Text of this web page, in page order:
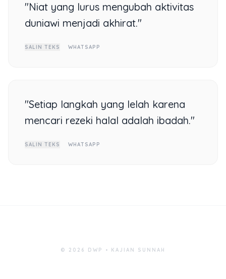
"Niat yang lurus mengubah aktivitas
duniawi menjadi akhirat."
SALIN TEKS WHATSAPP
"Setiap langkah yang lelah karena
mencari rezeki halal adalah ibadah."
SALIN TEKS WHATSAPP
© 2026 DWP • KAJIAN SUNNAH